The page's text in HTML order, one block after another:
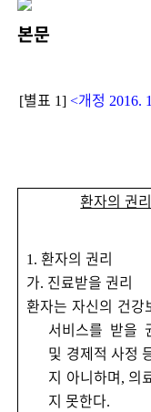
본문
[별표 1]<개정 2016.
환자의 권
1. 환자의 권리
가. 진료받을 권리
환자는 자신의 건
서비스를 받을
및 경제적 사정
지 아니하며, 의
지 못한다.